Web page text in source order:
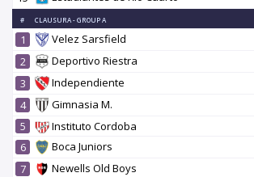
# CLAUSURA - GROUP A
1 Velez Sarsfield
2
Deportivo Riestra
3
Independiente
4
Gimnasia M.
5
Instituto Cordoba
6
Boca Juniors
7
Newells Old Boys